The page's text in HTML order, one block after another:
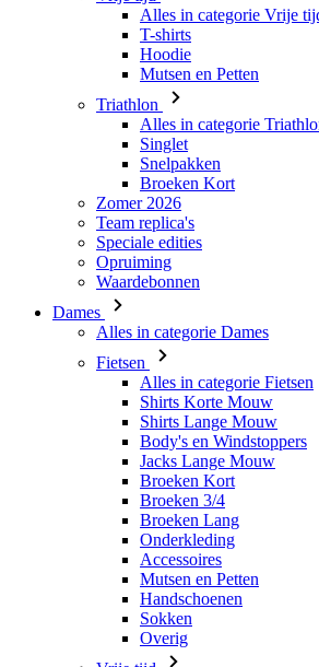
Triathlon
Alles in categorie Triathlon
Singlet
Snelpakken
Broeken Kort
Zomer 2026
Team replica's
Speciale edities
Opruiming
Waardebonnen
Dames
Alles in categorie Dames
Fietsen
Alles in categorie Fietsen
Shirts Lange Mouw
Body's en Windstoppers
Jacks Lange Mouw
Broeken Kort
Broeken 3/4
Broeken Lang
Onderkleding
Accessoires
Mutsen en Petten
Handschoenen
Sokken
Overig
Vrije tijd
Alles in categorie Vrije tijd
T-Shirts
Hoodie
Mutsen en Petten